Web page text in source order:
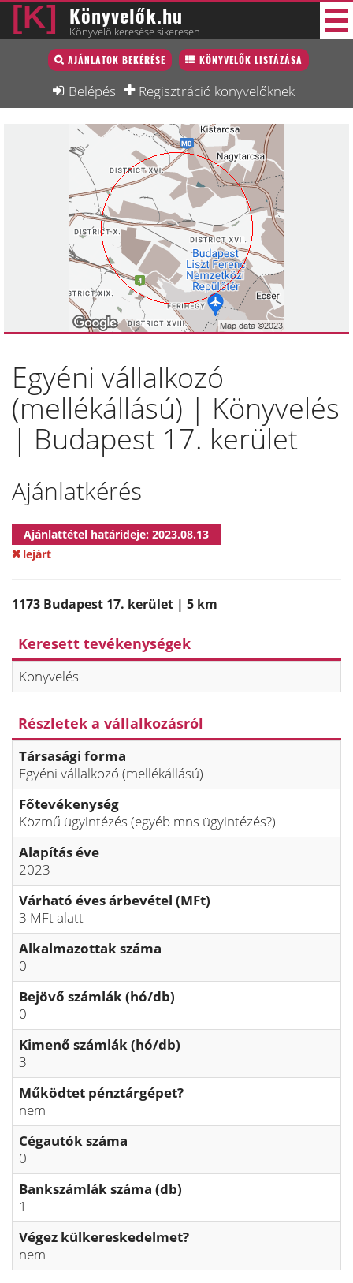
Könyvelők.hu
Könyvelő keresése sikeresen
AJÁNLATOK BEKÉRÉSE KÖNYVELŐK LISTÁZÁSA
Belépés Regisztráció könyvelőknek
Könyvelő lista
Könyvelési munkák
Képzésnaptár
Egyéni vállalkozó
(mellékállású) | Könyvelés
| Budapest 17. kerület
Ajánlatkérés
Ajánlattétel határideje: 2023.08.13
lejárt
1173 Budapest 17. kerület | 5 km
Keresett tevékenységek
Könyvelés
Részletek a vállalkozásról
Társasági forma
Egyéni vállalkozó (mellékállású)
Főtevékenység
Közmű ügyintézés (egyéb mns ügyintézés?)
Alapítás éve
2023
Várható éves árbevétel (MFt)
3 MFt alatt
Alkalmazottak száma
0
Bejövő számlák (hó/db)
0
Kimenő számlák (hó/db)
3
Működtet pénztárgépet?
nem
Cégautók száma
0
Bankszámlák száma (db)
1
Végez külkereskedelmet?
nem